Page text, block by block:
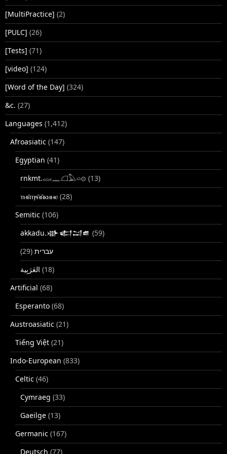
[MultiPractice] (2)
[PULC] (26)
[Tests] (71)
[video] (124)
[Word of the Day] (324)
&c. (27)
Languages (1,412)
Afroasiatic (147)
Egyptian (41)
rnkmt.𓂋𓏺𓈖𓆎𓅓𓏏𓊖 (13)
ⲧⲙⲛ̄ⲧⲣⲙ̄ⲛ̄ⲕⲏⲙⲉ (28)
Semitic (106)
akkadu.𒀝𒅗𒁺𒌑 (59)
עברית (29)
(18)
Artificial (68)
Esperanto (68)
Austroasiatic (21)
Tiếng Việt (21)
Indo-European (833)
Celtic (46)
Cymraeg (33)
Gaeilge (13)
Germanic (167)
Deutsch (77)